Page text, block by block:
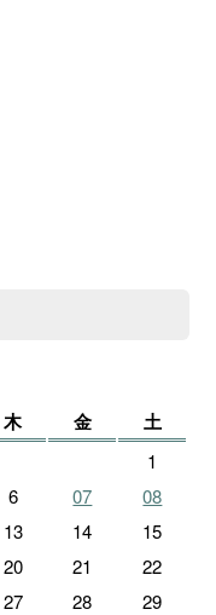
木 金 土
1
6 07
08
13 14
15
20 21
22
27 28
29